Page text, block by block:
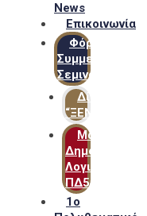
News
Επικοινωνία
Φόρμα
Συμμετοχής
Σεμιναρίων
Δίκτυο
“ΞΕΝΟΦΩΝ”
Μακροχρόνιο
Δημόσιο
Λογιστικό
ΠΔ54
1ο